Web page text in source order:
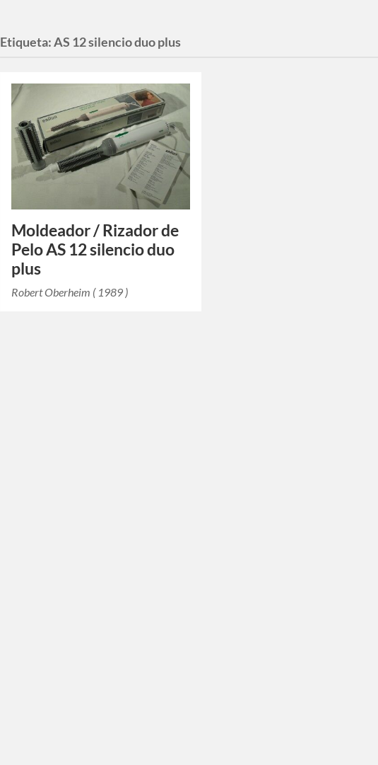
Etiqueta:AS 12 silencio duo plus
Moldeador / Rizador de
Pelo AS 12 silencio duo
plus
Robert Oberheim ( 1989 )